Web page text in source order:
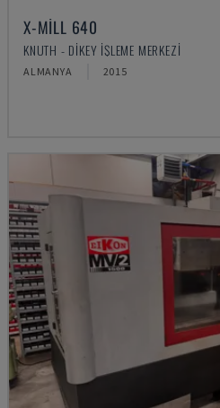
X-MILL 640
KNUTH - DIKEY İŞLEME MERKEZI
ALMANYA 2015